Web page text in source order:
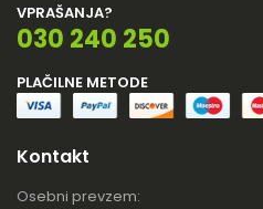
VPRAŠANJA?
030 240 250
PLAČILNE METODE
Kontakt
Osebni prevzem: